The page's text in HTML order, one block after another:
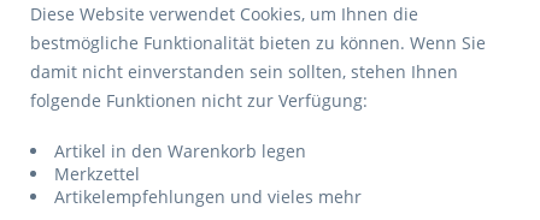
Diese Website verwendet Cookies, um Ihnen die
bestmögliche Funktionalität bieten zu können. Wenn Sie
damit nicht einverstanden sein sollten, stehen Ihnen
folgende Funktionen nicht zur Verfügung:
Artikel in den Warenkorb legen
Merkzettel
Artikelempfehlungen und vieles mehr